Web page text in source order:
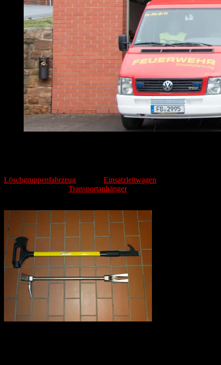
Löschgruppenfahrzeug
Einsatzleitwagen
Transportanhängerin dem Sich ein Nasssauger